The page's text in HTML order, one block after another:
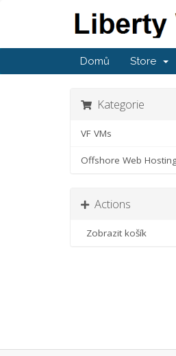
Domů Store
Kategorie
VF VMs
Offshore Web
Actions
Zobrazit košík